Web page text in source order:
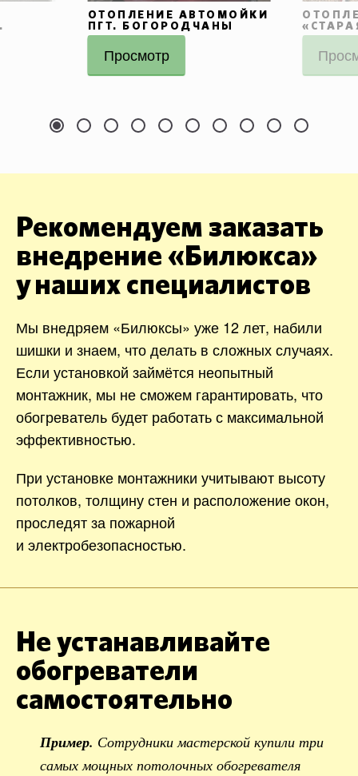
ОТОПЛЕНИЕ АВТОМОЙКИ
ПГТ. БОГОРОДЧАНЫ
Просмотр
Рекомендуем заказать
внедрение «Билюкса»
у наших специалистов
Мы внедряем «Билюксы» уже 12 лет, набили
шишки и знаем, что делать в сложных случаях.
Если установкой займётся неопытный
монтажник, мы не сможем гарантировать, что
обогреватель будет работать с максимальной
эффективностью.
При установке монтажники учитывают высоту
потолков, толщину стен и расположение окон,
проследят за пожарной
и электробезопасностью.
Не устанавливайте
обогреватели
самостоятельно
Пример. Сотрудники мастерской купили три
самых мощных потолочных обогревателя